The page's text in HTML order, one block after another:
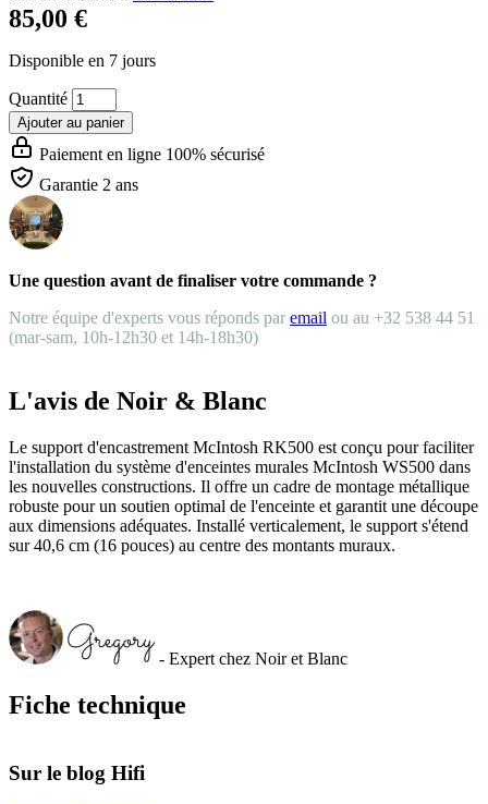
85,00 €
Disponible en 7 jours
Quantité
Ajouter au panier
Paiement en ligne 100% sécurisé
Garantie 2 ans
Une question avant de finaliser votre commande ?
Notre équipe d'experts vous réponds par email ou au +32 538 44 51
(mar-sam, 10h-12h30 et 14h-18h30)
Fiche technique
L'avis de Noir & Blanc
Le support d'encastrement McIntosh RK500 est conçu pour faciliter
l'installation du système d'enceintes murales McIntosh WS500 dans
les nouvelles constructions. Il offre un cadre de montage métallique
robuste pour un soutien optimal de l'enceinte et garantit une découpe
aux dimensions adéquates. Installé verticalement, le support s'étend
sur 40,6 cm (16 pouces) au centre des montants muraux.
- Expert chez Noir et Blanc
Sur le blog Hifi